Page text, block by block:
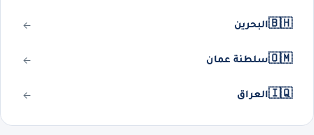
🇧🇭البحرين
🇴🇲سلطنة عمان
🇮🇶العراق